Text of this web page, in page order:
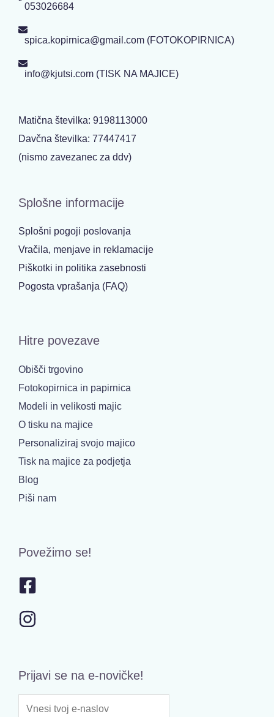
053026684
spica.kopirnica@gmail.com (FOTOKOPIRNICA)
info@kjutsi.com (TISK NA MAJICE)
Matična številka: 9198113000
Davčna številka: 77447417
(nismo zavezanec za ddv)
Splošne informacije
Splošni pogoji poslovanja
Vračila, menjave in reklamacije
Piškotki in politika zasebnosti
Pogosta vprašanja (FAQ)
Hitre povezave
Obišči trgovino
Fotokopirnica in papirnica
Modeli in velikosti majic
O tisku na majice
Personaliziraj svojo majico
Tisk na majice za podjetja
Blog
Piši nam
Povežimo se!
Prijavi se na e-novičke!